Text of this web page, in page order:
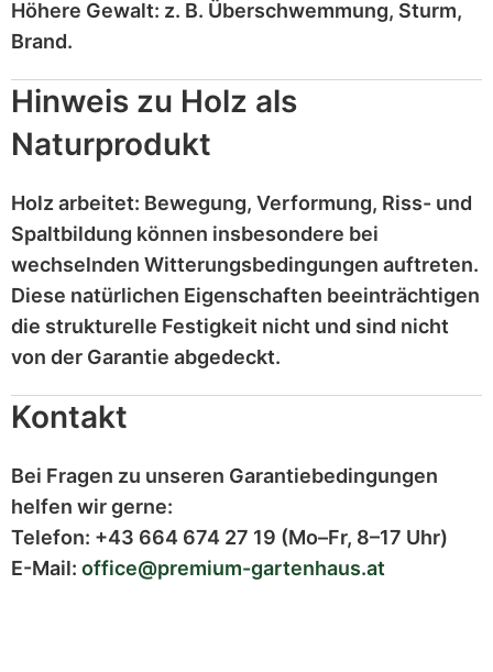
Höhere Gewalt: z. B. Überschwemmung, Sturm,
Brand.
Hinweis zu Holz als
Naturprodukt
Holz arbeitet: Bewegung, Verformung, Riss- und
Spaltbildung können insbesondere bei
wechselnden Witterungsbedingungen auftreten.
Diese natürlichen Eigenschaften beeinträchtigen
die strukturelle Festigkeit nicht und sind nicht
von der Garantie abgedeckt.
Kontakt
Bei Fragen zu unseren Garantiebedingungen
helfen wir gerne:
Telefon: +43 664 674 27 19 (Mo–Fr, 8–17 Uhr)
E-Mail: office@premium-gartenhaus.at